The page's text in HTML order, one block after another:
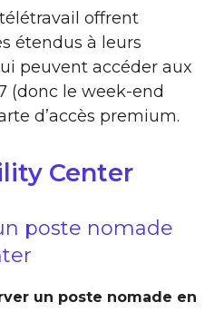
offrent
étendus à leurs
peuvent accéder aux
(donc le week-end
d’accès premium.
Center
poste nomade
un poste nomade en